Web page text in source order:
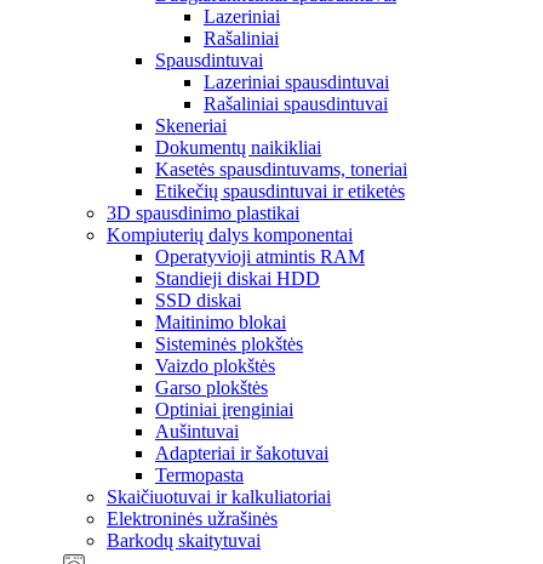
Lazeriniai
Rašaliniai
Spausdintuvai
Lazeriniai spausdintuvai
Rašaliniai spausdintuvai
Skeneriai
Dokumentų naikikliai
Kasetės spausdintuvams, toneriai
Etikečių spausdintuvai ir etiketės
3D spausdinimo plastikai
Kompiuterių dalys komponentai
Operatyvioji atmintis RAM
Standieji diskai HDD
SSD diskai
Maitinimo blokai
Sisteminės plokštės
Vaizdo plokštės
Garso plokštės
Optiniai įrenginiai
Aušintuvai
Adapteriai ir šakotuvai
Termopasta
Skaičiuotuvai ir kalkuliatoriai
Elektroninės užrašinės
Barkodų skaitytuvai